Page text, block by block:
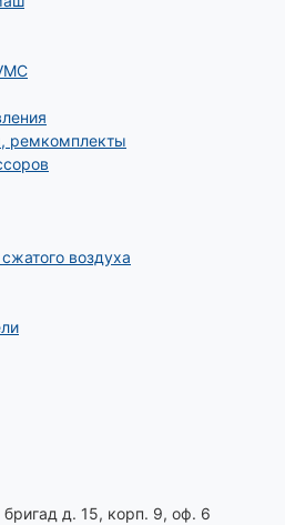
ремкомплекты
воздуха
бригад д. 15, корп. 9, оф. 6